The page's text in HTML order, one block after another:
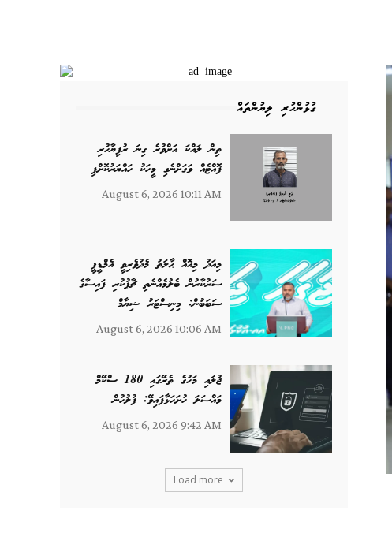
ގުޅުންހުރި ލިޔުންތައް
ތިން ލައްކަ އަށްވުރެ ގިނަ ރުފިޔާހުރި
ފޮއްޓެއް ވަގަށްނެގި މީހަކު ހައްޔަރުކޮށްފި
August 6, 2026 10:11 AM
މިއަދު މިއޮއް ޙާލަތު މެދުވެރިވީ އެމްޑީޕީ
ސަރުކާރުން ބެލުމެއްނެތި ޗާޕުކުރި ފައިސާގެ
ސަބަބުން: މިނިސްޓަރު ޝިޔާމް
August 6, 2026 10:06 AM
ޖުލައި މަހުގެ ތެރޭގައި 180 ސްކޭމް
މައްސަލަ ހުށަހަޅާފައިވޭ: ފުލުހުން
August 6, 2026 9:42 AM
Load more